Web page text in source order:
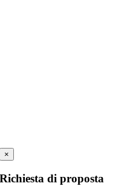
×
Richiesta di proposta